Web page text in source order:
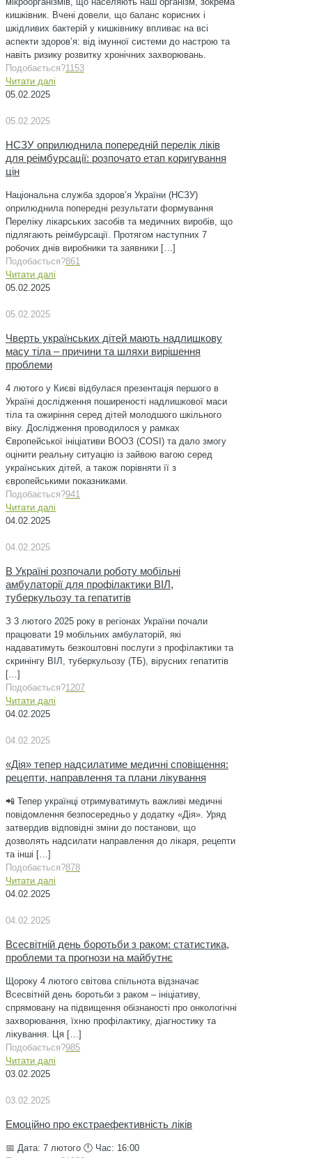
кишківник. Вчені довели, що баланс корисних і
шкідливих бактерій у кишківнику впливає на всі
аспекти здоров’я: від імунної системи до настрою та
навіть ризику розвитку хронічних захворювань.
Подобається?1153
Читати далі
05.02.2025
05.02.2025
НСЗУ оприлюднила попередній перелік ліків
для реімбурсації: розпочато етап коригування
цін
Національна служба здоров’я України (НСЗУ)
оприлюднила попередні результати формування
Переліку лікарських засобів та медичних виробів, що
підлягають реімбурсації. Протягом наступних 7
робочих днів виробники та заявники […]
Подобається?861
Читати далі
05.02.2025
05.02.2025
Чверть українських дітей мають надлишкову
масу тіла – причини та шляхи вирішення
проблеми
4 лютого у Києві відбулася презентація першого в
Україні дослідження поширеності надлишкової маси
тіла та ожиріння серед дітей молодшого шкільного
віку. Дослідження проводилося у рамках
Європейської ініціативи ВООЗ (COSI) та дало змогу
оцінити реальну ситуацію із зайвою вагою серед
українських дітей, а також порівняти її з
європейськими показниками.
Подобається?941
Читати далі
04.02.2025
04.02.2025
В Україні розпочали роботу мобільні
амбулаторії для профілактики ВІЛ,
туберкульозу та гепатитів
З 3 лютого 2025 року в регіонах України почали
працювати 19 мобільних амбулаторій, які
надаватимуть безкоштовні послуги з профілактики та
скринінгу ВІЛ, туберкульозу (ТБ), вірусних гепатитів
[…]
Подобається?1207
Читати далі
04.02.2025
04.02.2025
«Дія» тепер надсилатиме медичні сповіщення:
рецепти, направлення та плани лікування
📲 Тепер українці отримуватимуть важливі медичні
повідомлення безпосередньо у додатку «Дія». Уряд
затвердив відповідні зміни до постанови, що
дозволять надсилати направлення до лікаря, рецепти
та інші […]
Подобається?878
Читати далі
04.02.2025
04.02.2025
Всесвітній день боротьби з раком: статистика,
проблеми та прогнози на майбутнє
Щороку 4 лютого світова спільнота відзначає
Всесвітній день боротьби з раком – ініціативу,
спрямовану на підвищення обізнаності про онкологічні
захворювання, їхню профілактику, діагностику та
лікування. Ця […]
Подобається?985
Читати далі
03.02.2025
03.02.2025
Емоційно про екстраефективність ліків
📅 Дата: 7 лютого 🕛 Час: 16:00